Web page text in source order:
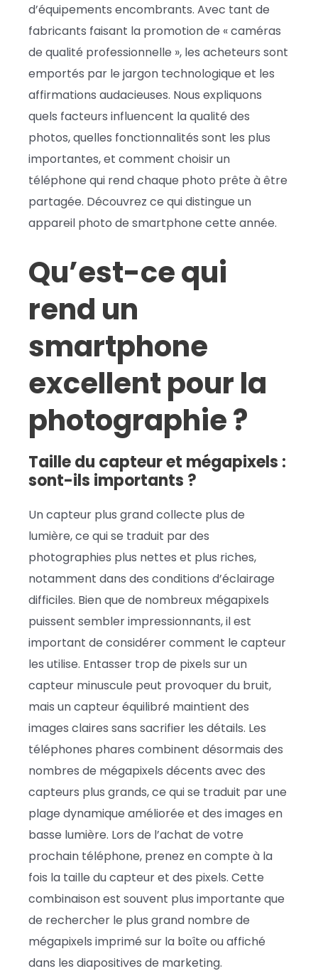
d’équipements encombrants. Avec tant de
fabricants faisant la promotion de « caméras
de qualité professionnelle », les acheteurs sont
emportés par le jargon technologique et les
affirmations audacieuses. Nous expliquons
quels facteurs influencent la qualité des
photos, quelles fonctionnalités sont les plus
importantes, et comment choisir un
téléphone qui rend chaque photo prête à être
partagée. Découvrez ce qui distingue un
appareil photo de smartphone cette année.
Qu’est-ce qui
rend un
smartphone
excellent pour la
photographie ?
Taille du capteur et mégapixels :
sont-ils importants ?
Un capteur plus grand collecte plus de
lumière, ce qui se traduit par des
photographies plus nettes et plus riches,
notamment dans des conditions d’éclairage
difficiles. Bien que de nombreux mégapixels
puissent sembler impressionnants, il est
important de considérer comment le capteur
les utilise. Entasser trop de pixels sur un
capteur minuscule peut provoquer du bruit,
mais un capteur équilibré maintient des
images claires sans sacrifier les détails. Les
téléphones phares combinent désormais des
nombres de mégapixels décents avec des
capteurs plus grands, ce qui se traduit par une
plage dynamique améliorée et des images en
basse lumière. Lors de l’achat de votre
prochain téléphone, prenez en compte à la
fois la taille du capteur et des pixels. Cette
combinaison est souvent plus importante que
de rechercher le plus grand nombre de
mégapixels imprimé sur la boîte ou affiché
dans les diapositives de marketing.